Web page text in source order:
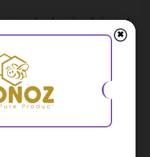
كيفية استخدام كود
لكي تتمكن من استخدام كوبون
اولا بالانتقال إلى منصة بوابة
إلى قسم المتاجر والبحث عن متجر
الكوبون الفعال وقم بنسخه الآن .
✖